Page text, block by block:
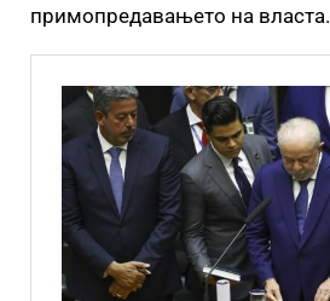
примопредавањето на власта.